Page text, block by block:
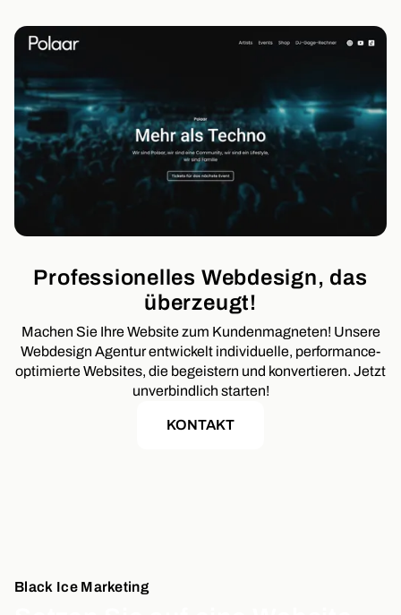
Professionelles Webdesign, das
überzeugt!
Machen Sie Ihre Website zum Kundenmagneten! Unsere
Webdesign Agentur entwickelt individuelle, performance-
optimierte Websites, die begeistern und konvertieren. Jetzt
unverbindlich starten!
KONTAKT
Black Ice Marketing